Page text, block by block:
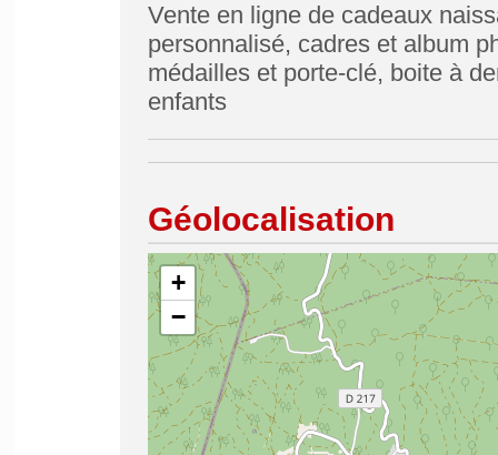
Vente en ligne de cadeaux
personnalisé, cadres et album
médailles et porte-clé, boite à
enfants
Géolocalisation
+
−